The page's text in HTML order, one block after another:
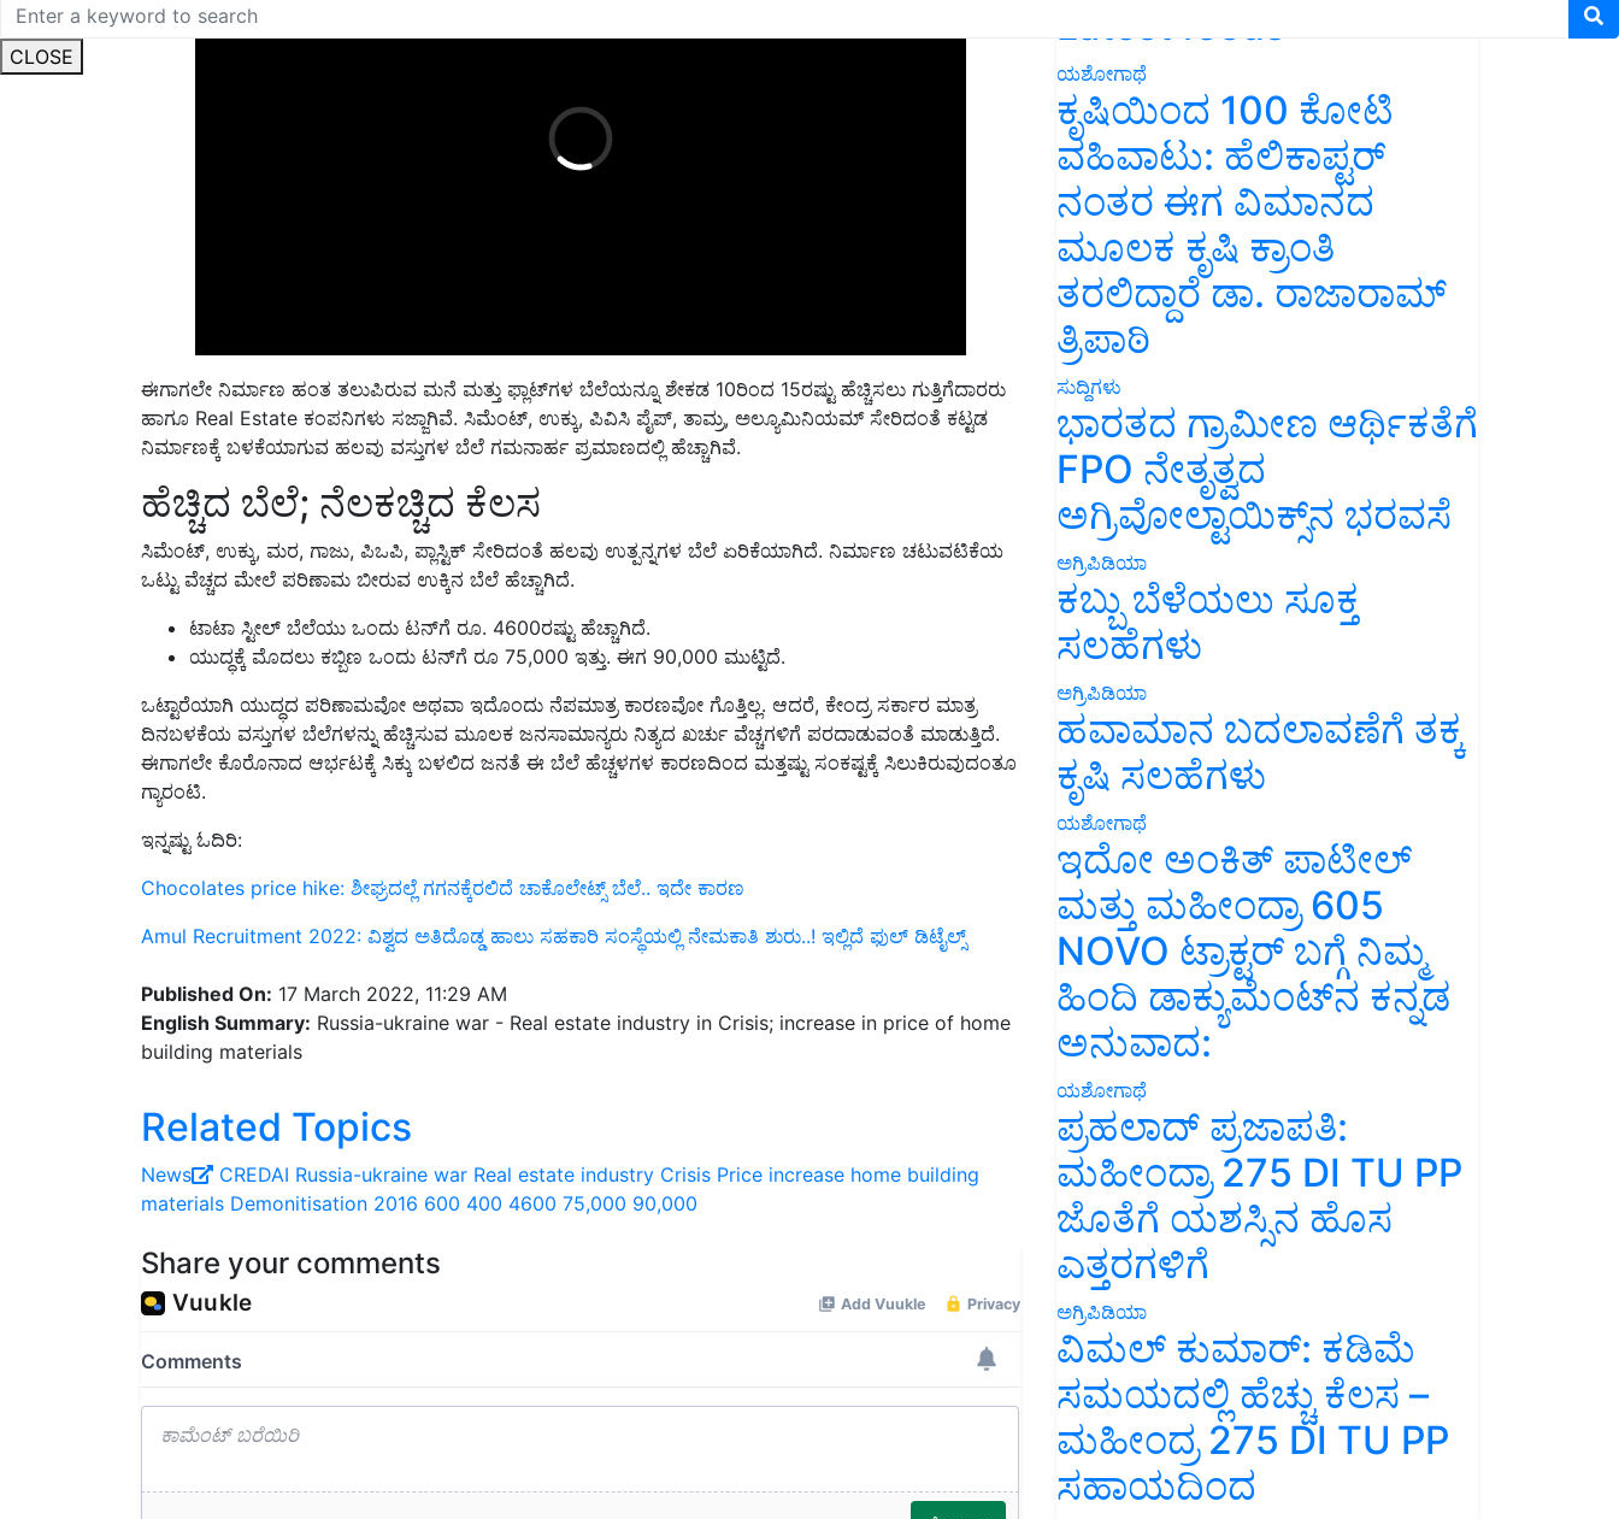
CLOSE
ಈಗಾಗಲೇ ನಿರ್ಮಾಣ ಹಂತ ತಲುಪಿರುವಮನೆ ಮತ್ತು ಫ್ಲಾಟ್​ಗಳ ಬೆಲೆಯನ್ನೂ ಶೇಕಡ 10ರಿಂದ 15ರಷ್ಟು ಹೆಚ್ಚಿಸಲು ಗುತ್ತಿಗೆದಾರರು
ಹಾಗೂ Real Estateಕಂಪನಿಗಳು ಸಜ್ಜಾಗಿವೆ. ಸಿಮೆಂಟ್, ಉಕ್ಕು, ಪಿವಿಸಿ ಪೈಪ್, ತಾಮ್ರ, ಅಲ್ಯೂಮಿನಿಯಮ್ ಸೇರಿದಂತೆ ಕಟ್ಟಡ
ನಿರ್ಮಾಣಕ್ಕೆ ಬಳಕೆಯಾಗುವ ಹಲವು ವಸ್ತುಗಳ ಬೆಲೆ ಗಮನಾರ್ಹ ಪ್ರಮಾಣದಲ್ಲಿ ಹೆಚ್ಚಾಗಿವೆ.
ಹೆಚ್ಚಿದ ಬೆಲೆ; ನೆಲಕಚ್ಚಿದ ಕೆಲಸ
ಸಿಮೆಂಟ್, ಉಕ್ಕು, ಮರ, ಗಾಜು, ಪಿಒಪಿ, ಪ್ಲಾಸ್ಟಿಕ್ ಸೇರಿದಂತೆ ಹಲವು ಉತ್ಪನ್ನಗಳ ಬೆಲೆ ಏರಿಕೆಯಾಗಿದೆ. ನಿರ್ಮಾಣ ಚಟುವಟಿಕೆಯ
ಒಟ್ಟು ವೆಚ್ಚದ ಮೇಲೆ ಪರಿಣಾಮ ಬೀರುವ ಉಕ್ಕಿನ ಬೆಲೆ ಹೆಚ್ಚಾಗಿದೆ.
ಟಾಟಾ ಸ್ಟೀಲ್ ಬೆಲೆಯು ಒಂದು ಟನ್​ಗೆ ರೂ. 4600ರಷ್ಟು ಹೆಚ್ಚಾಗಿದೆ.
ಯುದ್ಧಕ್ಕೆ ಮೊದಲು ಕಬ್ಬಿಣ ಒಂದು ಟನ್​ಗೆ ರೂ 75,000 ಇತ್ತು. ಈಗ 90,000 ಮುಟ್ಟಿದೆ.
ಒಟ್ಟಾರೆಯಾಗಿ ಯುದ್ಧದ ಪರಿಣಾಮವೋ ಅಥವಾ ಇದೊಂದು ನೆಪಮಾತ್ರ ಕಾರಣವೋ ಗೊತ್ತಿಲ್ಲ. ಆದರೆ, ಕೇಂದ್ರ ಸರ್ಕಾರ ಮಾತ್ರ
ದಿನಬಳಕೆಯ ವಸ್ತುಗಳ ಬೆಲೆಗಳನ್ನು ಹೆಚ್ಚಿಸುವ ಮೂಲಕ ಜನಸಾಮಾನ್ಯರು ನಿತ್ಯದ ಖರ್ಚು ವೆಚ್ಚಗಳಿಗೆ ಪರದಾಡುವಂತೆ ಮಾಡುತ್ತಿದೆ.
ಈಗಾಗಲೇ ಕೊರೊನಾದ ಆರ್ಭಟಕ್ಕೆ ಸಿಕ್ಕು ಬಳಲಿದ ಜನತೆ ಈ ಬೆಲೆ ಹೆಚ್ಚಳಗಳ ಕಾರಣದಿಂದ ಮತ್ತಷ್ಟು ಸಂಕಷ್ಟಕ್ಕೆ ಸಿಲುಕಿರುವುದಂತೂ
ಗ್ಯಾರಂಟಿ.
ಇನ್ನಷ್ಟು ಓದಿರಿ:
Chocolates price hike: ಶೀಘ್ರದಲ್ಲೆ ಗಗನಕ್ಕೆರಲಿದೆ ಚಾಕೊಲೇಟ್ಸ್‌ ಬೆಲೆ.. ಇದೇ ಕಾರಣ
Amul Recruitment 2022: ವಿಶ್ವದ ಅತಿದೊಡ್ಡ ಹಾಲು ಸಹಕಾರಿ ಸಂಸ್ಥೆಯಲ್ಲಿ ನೇಮಕಾತಿ ಶುರು..! ಇಲ್ಲಿದೆ ಫುಲ್‌ ಡಿಟೈಲ್ಸ್‌
English Summary:Russia-ukraine war - Real estate industry in Crisis; increase in price of home
building materials
Related Topics
News CREDAI Russia-ukraine war
materials Demonitisation 2016 600 400 4600 75,000 90,000
Latest feeds
ಯಶೋಗಾಥೆ
ಕೃಷಿಯಿಂದ 100 ಕೋಟಿ
ವಹಿವಾಟು: ಹೆಲಿಕಾಪ್ಟರ್
ನಂತರ ಈಗ ವಿಮಾನದ
ಮೂಲಕ ಕೃಷಿ ಕ್ರಾಂತಿ
ತರಲಿದ್ದಾರೆ ಡಾ. ರಾಜಾರಾಮ್
ತ್ರಿಪಾಠಿ
ಸುದ್ದಿಗಳು
ಭಾರತದ ಗ್ರಾಮೀಣ ಆರ್ಥಿಕತೆಗೆ
FPO ನೇತೃತ್ವದ
ಅಗ್ರಿವೋಲ್ಟಾಯಿಕ್ಸ್‌ನ ಭರವಸೆ
ಅಗ್ರಿಪಿಡಿಯಾ
ಕಬ್ಬು ಬೆಳೆಯಲು ಸೂಕ್ತ
ಸಲಹೆಗಳು
ಅಗ್ರಿಪಿಡಿಯಾ
ಹವಾಮಾನ ಬದಲಾವಣೆಗೆ ತಕ್ಕ
ಕೃಷಿ ಸಲಹೆಗಳು
ಯಶೋಗಾಥೆ
ಇದೋ ಅಂಕಿತ್ ಪಾಟೀಲ್
ಮತ್ತು ಮಹೀಂದ್ರಾ 605
NOVO ಟ್ರಾಕ್ಟರ್ ಬಗ್ಗೆ ನಿಮ್ಮ
ಹಿಂದಿ ಡಾಕ್ಯುಮೆಂಟ್‌ನ ಕನ್ನಡ
ಅನುವಾದ:
ಯಶೋಗಾಥೆ
ಪ್ರಹಲಾದ್ ಪ್ರಜಾಪತಿ:
ಮಹೀಂದ್ರಾ 275 DI TU PP
ಜೊತೆಗೆ ಯಶಸ್ಸಿನ ಹೊಸ
ಎತ್ತರಗಳಿಗೆ
ಅಗ್ರಿಪಿಡಿಯಾ
ವಿಮಲ್ ಕುಮಾರ್: ಕಡಿಮೆ
ಸಮಯದಲ್ಲಿ ಹೆಚ್ಚು ಕೆಲಸ –
ಮಹೀಂದ್ರ 275 DI TU PP
ಸಹಾಯದಿಂದ